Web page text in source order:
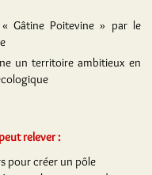
Gâtine Poitevine » par le
un territoire ambitieux en
relever :
pour créer un pôle